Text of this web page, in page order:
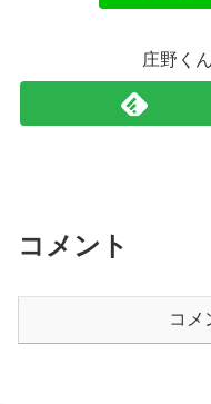
庄野く
コメント
コメ